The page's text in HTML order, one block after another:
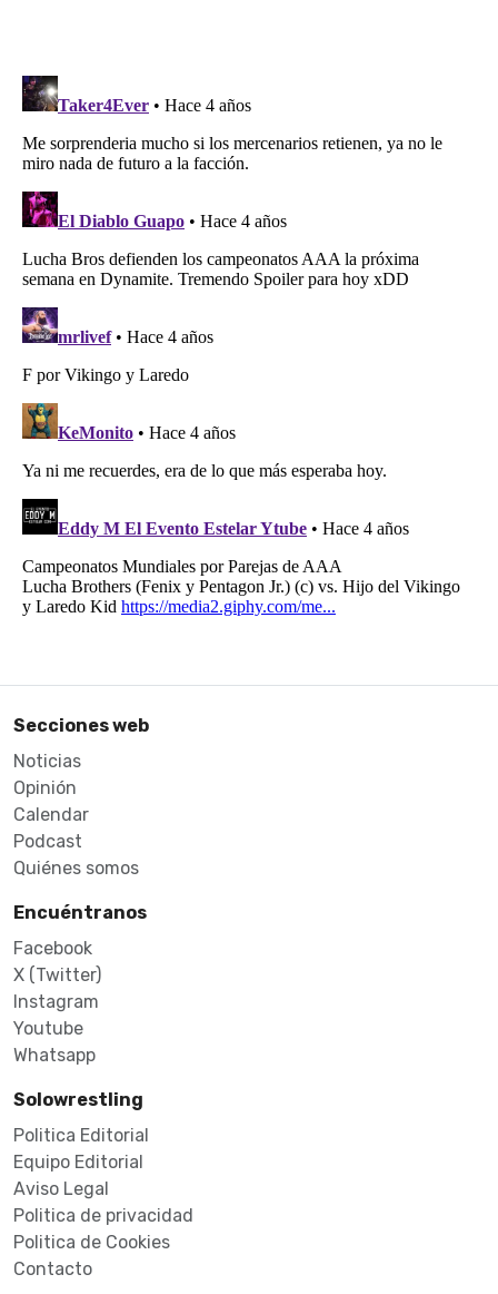
Secciones web
Noticias
Opinión
Calendar
Podcast
Quiénes somos
Encuéntranos
Facebook
X (Twitter)
Instagram
Youtube
Whatsapp
Solowrestling
Politica Editorial
Equipo Editorial
Aviso Legal
Politica de privacidad
Politica de Cookies
Contacto